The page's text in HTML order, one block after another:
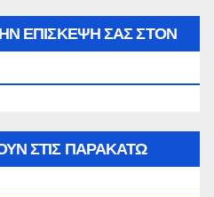
ΕΠΙΣΚΕΨΗ ΣΑΣ ΣΤΟΝ
ΣΤΙΣ ΠΑΡΑΚΆΤΩ